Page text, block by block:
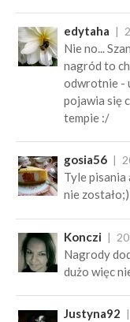
edytaha
Nie no...
nagród to
odwrotnie -
pojawia się
tempie :/
gosia56
Tyle
nie zostało;)
Konczi
Nagrody
dużo więc
Justyna92